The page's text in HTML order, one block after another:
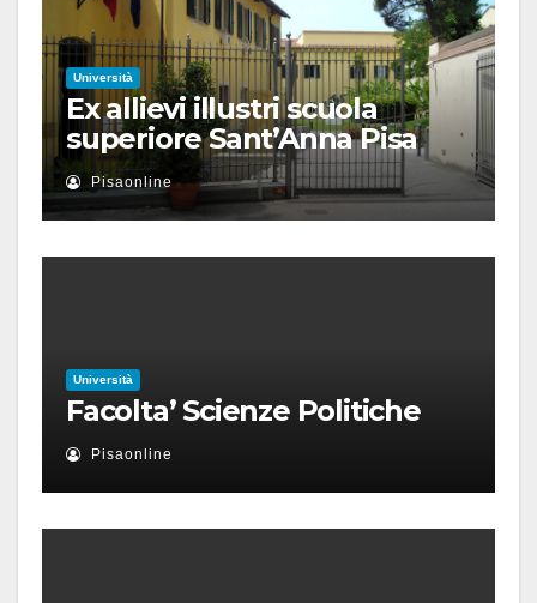
Università
Ex allievi illustri scuola
superiore Sant’Anna Pisa
Pisaonline
Università
Facolta’ Scienze Politiche
Pisaonline